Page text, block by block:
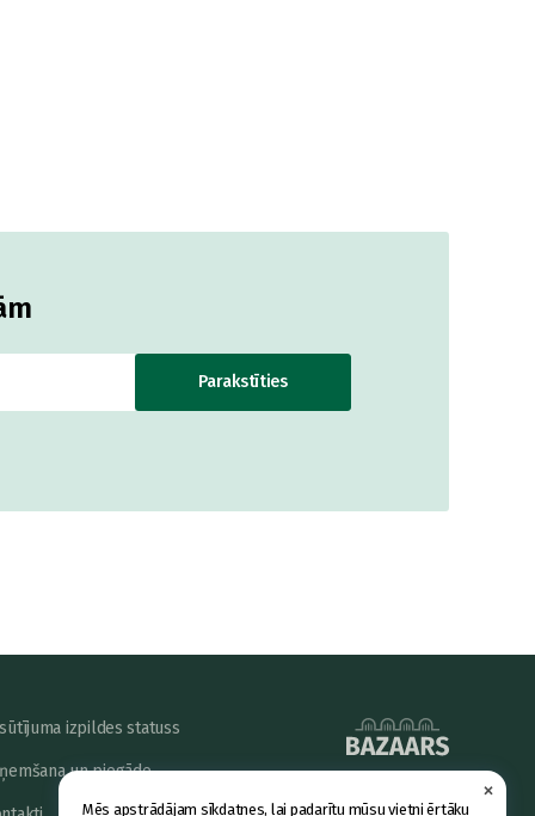
×
Mēs apstrādājam sīkdatnes, lai padarītu mūsu vietni ērtāku
Parakstīties
izpildes statuss
un piegāde